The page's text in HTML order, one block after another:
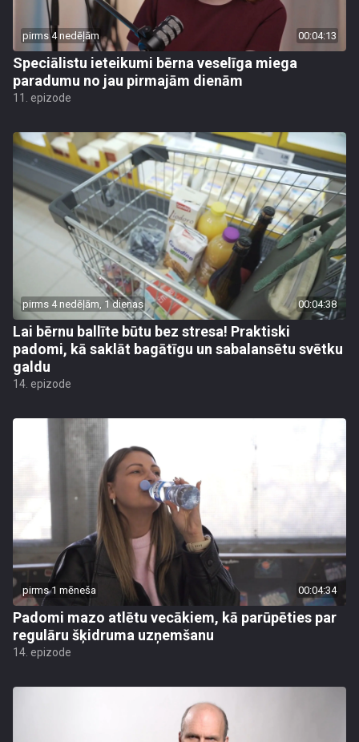
pirms 4 nedēļām 00:04:13
Speciālistu ieteikumi bērna veselīga miega
paradumu no jau pirmajām dienām
11. epizode
pirms 4 nedēļām, 1 dienas 00:04:38
Lai bērnu ballīte būtu bez stresa! Praktiski
padomi, kā saklāt bagātīgu un sabalansētu svētku
galdu
14. epizode
pirms 1 mēneša 00:04:34
Padomi mazo atlētu vecākiem, kā parūpēties par
regulāru šķidruma uzņemšanu
14. epizode